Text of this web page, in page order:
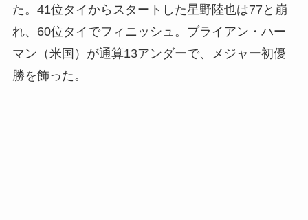
た。41位タイからスタートした星野陸也は77と崩
れ、60位タイでフィニッシュ。ブライアン・ハー
マン（米国）が通算13アンダーで、メジャー初優
勝を飾った。